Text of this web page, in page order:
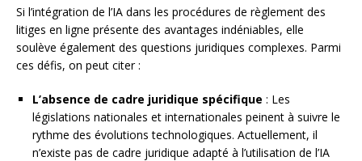
Si l’intégration de l’IA dans les procédures de règlement des
litiges en ligne présente des avantages indéniables, elle
soulève également des questions juridiques complexes. Parmi
ces défis, on peut citer :
L’absence de cadre juridique spécifique : Les
législations nationales et internationales peinent à suivre le
rythme des évolutions technologiques. Actuellement, il
n’existe pas de cadre juridique adapté à l’utilisation de l’IA